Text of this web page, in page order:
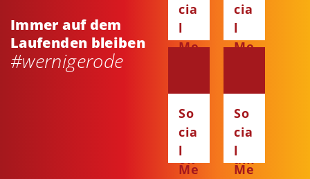
Immer auf dem
Laufenden bleiben
#wernigerode
cia
l
Me
ce
bo
ok
cia
l
Me
ta
gr
am
So
cia
l
Me
So
cia
l
Me